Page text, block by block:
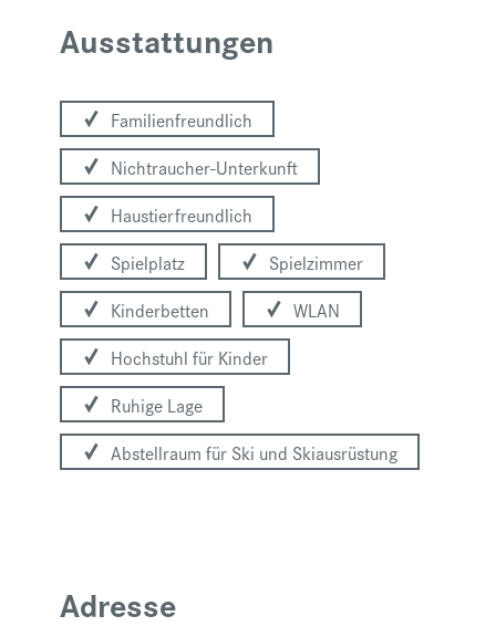
Ausstattungen
Familienfreundlich
Nichtraucher-Unterkunft
Haustierfreundlich
Spielplatz
Spielzimmer
Kinderbetten
WLAN
Hochstuhl für Kinder
Ruhige Lage
Abstellraum für Ski und Skiausrüstung
Adresse